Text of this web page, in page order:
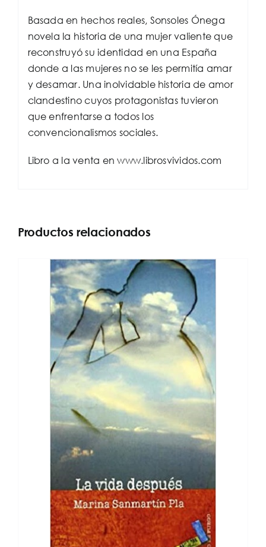
Basada en hechos reales, Sonsoles Ónega
novela la historia de una mujer valiente que
reconstruyó su identidad en una España
donde a las mujeres no se les permitía amar
y desamar. Una inolvidable historia de amor
clandestino cuyos protagonistas tuvieron
que enfrentarse a todos los
convencionalismos sociales.
Libro a la venta en www.librosvividos.com
Productos relacionados